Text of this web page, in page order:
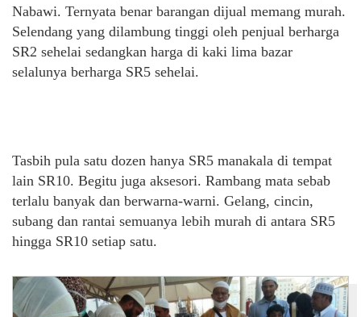
Nabawi. Ternyata benar barangan dijual memang murah.
Selendang yang dilambung tinggi oleh penjual berharga
SR2 sehelai sedangkan harga di kaki lima bazar
selalunya berharga SR5 sehelai.
Tasbih pula satu dozen hanya SR5 manakala di tempat
lain SR10. Begitu juga aksesori. Rambang mata sebab
terlalu banyak dan berwarna-warni. Gelang, cincin,
subang dan rantai semuanya lebih murah di antara SR5
hingga SR10 setiap satu.